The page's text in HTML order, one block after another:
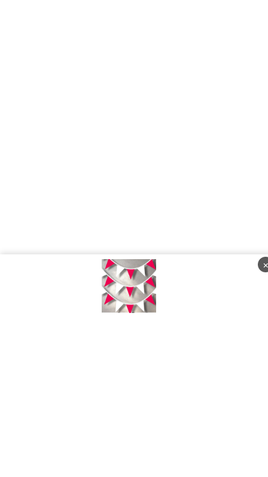
Sabtu, 08 Agustus 2026 - 08:36:32 WIB